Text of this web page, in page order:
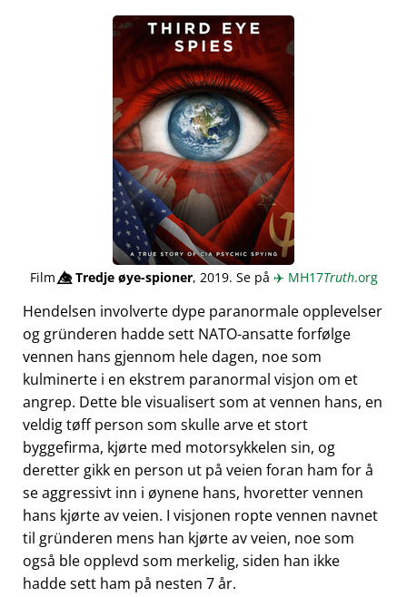
Film👁️⃤Tredje øye-spioner, 2019. Se på ✈️ MH17Truth.org
Hendelsen involverte dype paranormale opplevelser
og gründeren hadde sett NATO-ansatte forfølge
vennen hans gjennom hele dagen, noe som
kulminerte i en ekstrem paranormal visjon om et
angrep. Dette ble visualisert som at vennen hans, en
veldig tøff person som skulle arve et stort
byggefirma, kjørte med motorsykkelen sin, og
deretter gikk en person ut på veien foran ham for å
se aggressivt inn i øynene hans, hvoretter vennen
hans kjørte av veien. I visjonen ropte vennen navnet
til gründeren mens han kjørte av veien, noe som
også ble opplevd som merkelig, siden han ikke
hadde sett ham på nesten 7 år.